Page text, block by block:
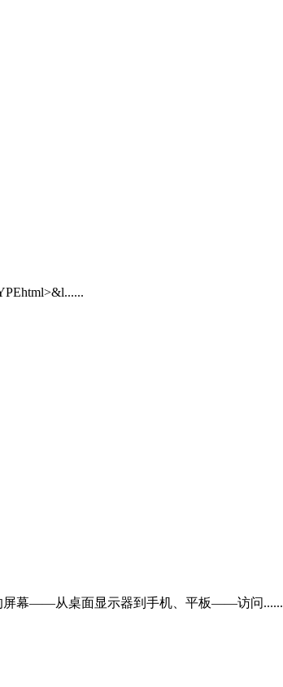
屏幕——从桌面显示器到手机、平板——访问......